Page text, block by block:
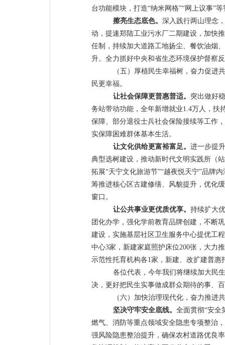
台功能模块，打造“纳米网格”“网上议事”等
擦亮生态底色。 深入践行两山理念，
动，提速郑陆工业污水厂二期建设，加快
任制，持续加大道路工地扬尘、餐饮油烟
升。 全力抓好中央和省生态环境保护督察
（五）厚植民生幸福树，奋力促进
民更幸福。
让社会保障更普惠普适。 突出做好
务站带动功能，全年新增就业1.4万人，扶
保障、部分退役士兵社会保险接续等工作
实保障困难群体基本生活。
让文化供给更富裕富足。 进一步提
典型选树建设， 推动新时代文明实践所（
拓展“天宁文化旅游节”“越夜悦天宁”品牌内
筹推进核心区古建修缮、风貌提升 ，优化
窗口。
让公共事业更优质优享。 持续扩大
团化办学，强化学前教育品牌创建，不断
建设，实施基层社区卫生服务中心提优工程
中心3家，新建家庭照护床位200张，大力
示范性托育机构各1家，新建、改扩建普惠
各位代表，今年我们将继续加大民
决，更好把民生实事做成群众期待的事、
（六） 加快治理现代化，奋力推进
坚决守牢安全底线。 全面贯彻“安全
燃气、 消防等重点领域安全隐患专项整治
强风险隐患整治提升，确保农村道路优良率